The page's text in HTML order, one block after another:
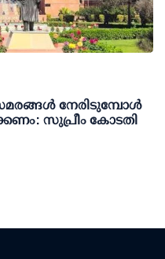
നേരിടുമ്പോള്‍
സുപ്രീം കോടതി